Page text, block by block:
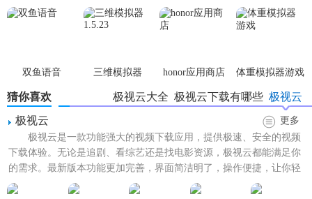
限，便于团队协作管理。
1. 实时监控：24小时不间断查看监控区域，支持多画面切
换。
2. 录像回放：按时间检索录像资料，支持快进、慢放、截图
等功能。
3. 设备管理器：集中管理所有连接设备，包括设备添加、删
除、状态查看等。
平台手机版
最新版
app2.7.3
双鱼语音
三维模拟器
1.5.23
honor应用商店 体重模拟器游戏
猜你喜欢 极视云
极视云下载有哪些
极视云大全
极视云
更多
极视云是一款功能强大的视频下载应用，提供极速、安全的视频
下载体验。无论是追剧、看综艺还是找电影资源，极视云都能满足你
的需求。最新版本功能更加完善，界面简洁明了，操作便捷，让你轻
松享受高清视频内容。极视...